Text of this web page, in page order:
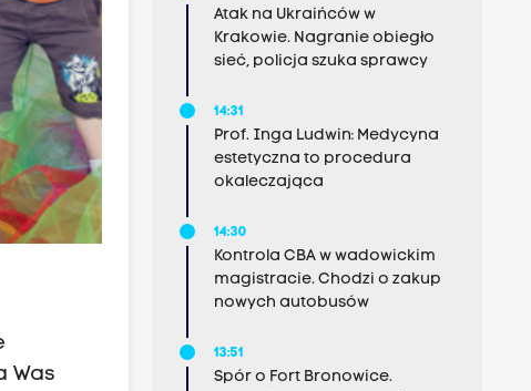
Was
Atak na Ukraińców w
Krakowie. Nagranie obiegło
sieć, policja szuka sprawcy
14:31
Prof. Inga Ludwin: Medycyna
estetyczna to procedura
okaleczająca
14:30
Kontrola CBA w wadowickim
magistracie. Chodzi o zakup
nowych autobusów
13:51
Spór o Fort Bronowice.